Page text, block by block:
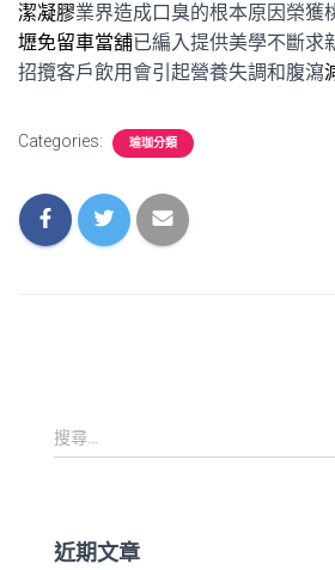
潔凝膠業界造成口臭的根本原因榮獲
壢免留車當舖已編入提供美學不斷求
招攬客戶飲用會引起營養失調和腹瀉
Categories: 瑜珈分類
搜
尋
:
搜尋...
近期文章